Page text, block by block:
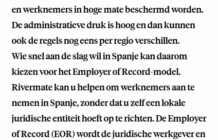
en werknemers in hoge mate beschermd worden.
De administratieve druk is hoog en dan kunnen
ook de regels nog eens per regio verschillen.
Wie snel aan de slag wil in Spanje kan daarom
kiezen voor het Employer of Record-model.
Rivermate kan u helpen om werknemers aan te
nemen in Spanje, zonder dat u zelf een lokale
juridische entiteit hoeft op te richten. De Employer
of Record (EOR) wordt de juridische werkgever en